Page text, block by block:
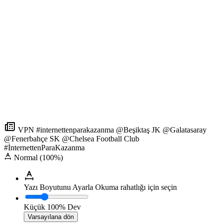
VPN #internettenparakazanma @Beşiktaş JK @Galatasaray
@Fenerbahçe SK @Chelsea Football Club
#İnternettenParaKazanma
Normal (100%)
Yazı Boyutunu Ayarla Okuma rahatlığı için seçin
Küçük 100% Dev
Varsayılana dön